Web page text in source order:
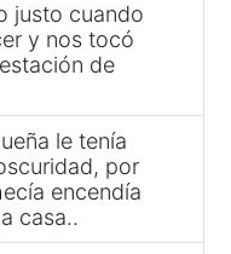
justo cuando
y nos tocó
de
le tenía
por
encendía
casa..